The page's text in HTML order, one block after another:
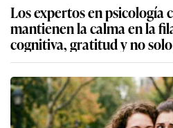
Los expertos en psicología
mantienen la calma en la
cognitiva, gratitud y no